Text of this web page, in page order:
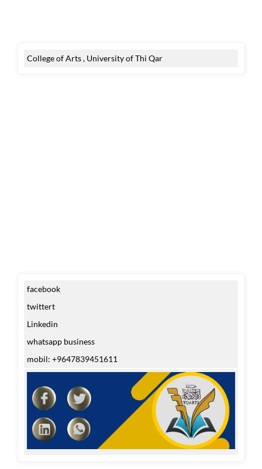
College of Arts , University of Thi Qar
facebook
twittert
Linkedin
whatsapp business
mobil: +9647839451611